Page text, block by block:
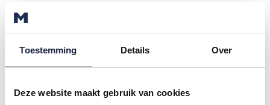
Toestemming Details Over
Deze website maakt gebruik van cookies
In deze video maakt u kennis met dit